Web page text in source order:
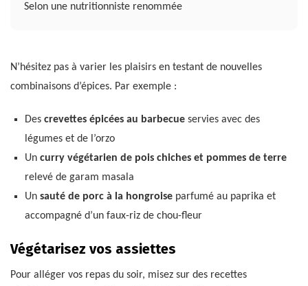
Selon une nutritionniste renommée
N’hésitez pas à varier les plaisirs en testant de nouvelles
combinaisons d’épices. Par exemple :
Des crevettes épicées au barbecueservies avec des
légumes et de l’orzo
Un curry végétarien de pois chiches et pommes de terre
relevé de garam masala
Un sauté de porc à la hongroiseparfumé au paprika et
accompagné d’un faux-riz de chou-fleur
Végétarisez vos assiettes
Pour alléger vos repas du soir, misez sur des recettes